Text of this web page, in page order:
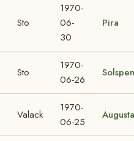
Sto
1970-
06-
30
Pira
Sto
1970-
06-26
Valack
1970-
06-25
Augusta